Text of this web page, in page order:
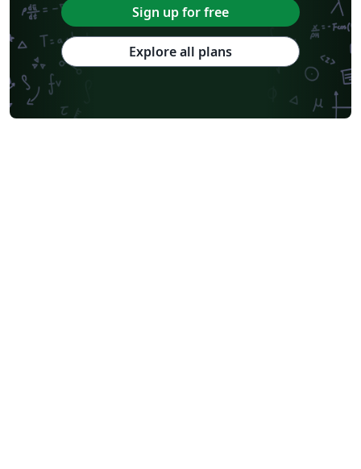
Sign up for free
Explore all plans